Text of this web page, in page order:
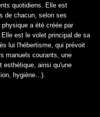
quotidiens. Elle est
de chacun, selon ses
a été créée par
est le volet principal de sa
lui l'hébertisme, qui prévoit
manuels courants, une
esthétique, ainsi qu'une
hygiène...).